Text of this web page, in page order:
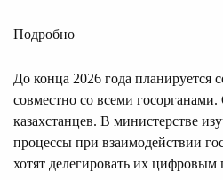
Подробно
До конца 2026 года планируется
совместно со всеми
казахстанцев. В министерстве
процессы при взаимодействии
хотят делегировать их